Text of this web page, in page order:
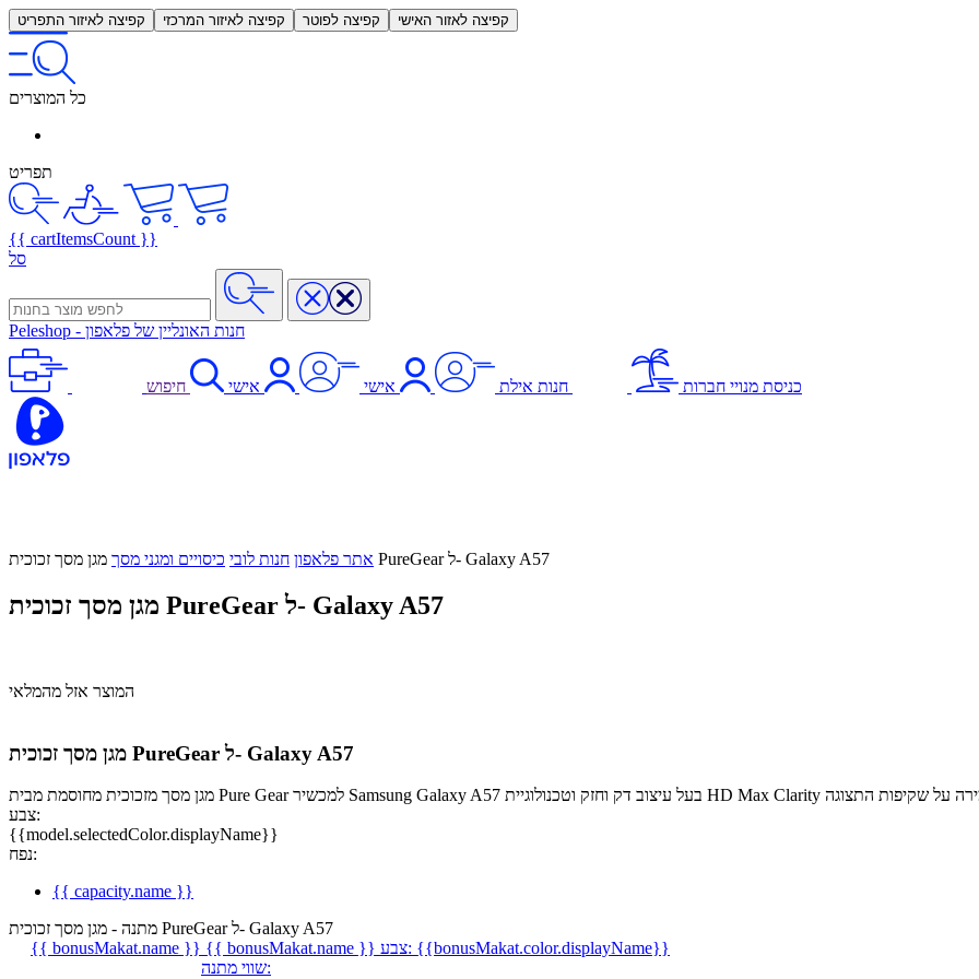
קפיצה לאיזור התפריט קפיצה לאיזור המרכזי קפיצה לפוטר קפיצה לאזור האישי
כל המוצרים
תפריט
{{ cartItemsCount }}
סל
Peleshop - חנות האונליין של פלאפון
כניסת מנויי חברות חנות אילת אישי אישי חיפוש
אתר פלאפון חנות לובי כיסויים ומגני מסך מגן מסך זכוכית PureGear ל- Galaxy A57
מגן מסך זכוכית PureGear ל- Galaxy A57
המוצר אזל מהמלאי
מגן מסך זכוכית PureGear ל- Galaxy A57
צבע:
{{model.selectedColor.displayName}}
נפח:
{{ capacity.name }}
מתנה - מגן מסך זכוכית PureGear ל- Galaxy A57
{{ bonusMakat.name }} {{ bonusMakat.name }} צבע: {{bonusMakat.color.displayName}}
שווי מתנה: